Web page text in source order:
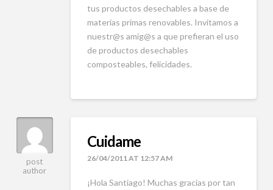
tus productos desechables a base de
materias primas renovables. Invitamos a
nuestr@s amig@s a que prefieran el uso
de productos desechables
composteables, felicidades.
post
author
Cuidame
26/04/2011 AT 12:57 AM
¡Hola Santiago! Muchas gracias por tan